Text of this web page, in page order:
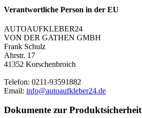
Verantwortliche Person in der EU
AUTOAUFKLEBER24
VON DER GATHEN GMBH
Frank Schulz
Ahrstr. 17
41352 Korschenbroich
Telefon: 0211-93591882
Email: info@autoaufkleber24.de
Dokumente zur Produktsicherheit